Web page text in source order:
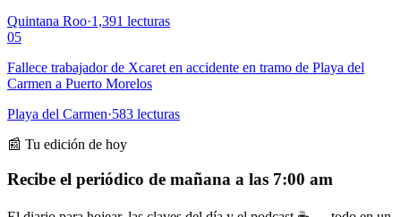
Quintana Roo·1,391 lecturas
05
Fallece trabajador de Xcaret en accidente en tramo de Playa del
Carmen a Puerto Morelos
Playa del Carmen·583 lecturas
📰 Tu edición de hoy
Recibe el periódico de mañana a las 7:00 am